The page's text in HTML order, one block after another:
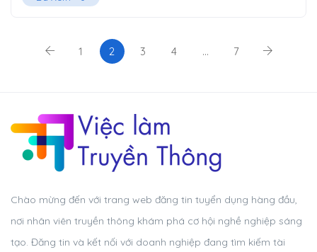
1 2 3 4 … 7
Chào mừng đến với trang web đăng tin tuyển dụng hàng đầu,
nơi nhân viên truyền thông khám phá cơ hội nghề nghiệp sáng
tạo. Đăng tin và kết nối với doanh nghiệp đang tìm kiếm tài